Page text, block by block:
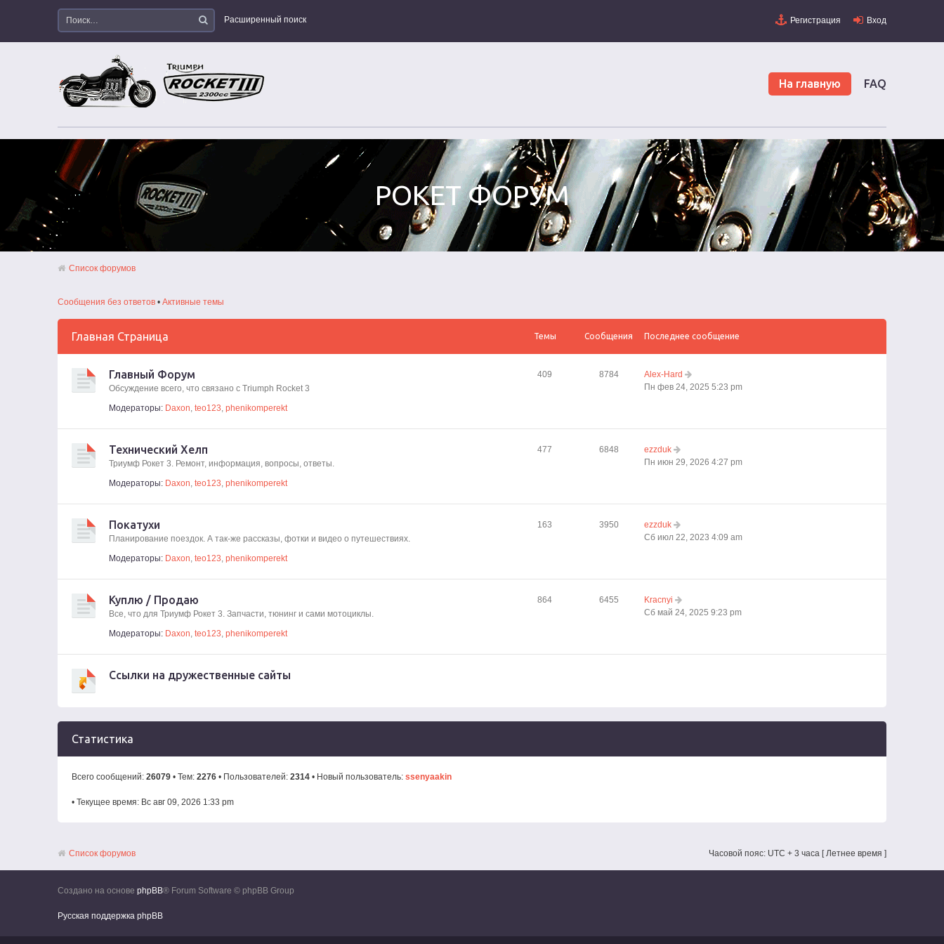
Регистрация Вход
Расширенный поиск
На главную FAQ
РОКЕТ ФОРУМ
Список форумов
Сообщения без ответов • Активные темы
Главная Страница Темы Сообщения Последнее сообщение
Главный Форум
Обсуждение всего, что связано с Triumph Rocket 3
Модераторы: Daxon, teo123, phenikomperekt
409 8784
Alex-Hard
Пн фев 24, 2025 5:23 pm
Технический Хелп
Триумф Рокет 3. Ремонт, информация, вопросы, ответы.
Модераторы: Daxon, teo123, phenikomperekt
477 6848
ezzduk
Пн июн 29, 2026 4:27 pm
Покатухи
Планирование поездок. А так-же рассказы, фотки и видео о путешествиях.
Модераторы: Daxon, teo123, phenikomperekt
163 3950
ezzduk
Сб июл 22, 2023 4:09 am
Куплю / Продаю
Все, что для Триумф Рокет 3. Запчасти, тюнинг и сами мотоциклы.
Модераторы: Daxon, teo123, phenikomperekt
864 6455
Kracnyi
Сб май 24, 2025 9:23 pm
Ссылки на дружественные сайты
Статистика
Всего сообщений: 26079 • Тем: 2276 • Пользователей: 2314 • Новый пользователь: ssenyaakin
• Текущее время: Вс авг 09, 2026 1:33 pm
Список форумов Часовой пояс: UTC + 3 часа [ Летнее время ]
Создано на основе phpBB® Forum Software © phpBB Group
Русская поддержка phpBB